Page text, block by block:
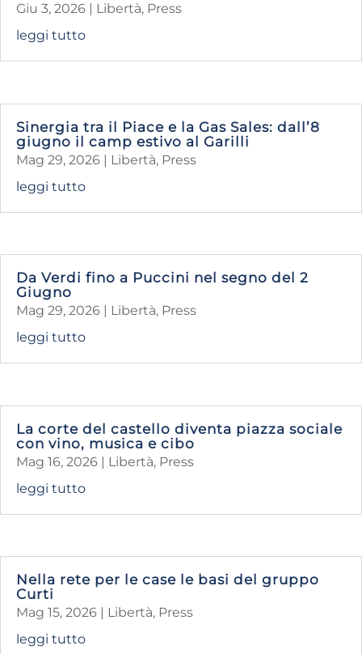
Giu 3, 2026 Libertà, Press
leggi tutto
Sinergia tra il Piace e la Gas Sales: dall’8
giugno il camp estivo al Garilli
Mag 29, 2026 | Libertà, Press
leggi tutto
Da Verdi fino a Puccini nel segno del 2
Giugno
Mag 29, 2026 Libertà, Press
leggi tutto
La corte del castello diventa piazza sociale
con vino, musica e cibo
Mag 16, 2026 | Libertà, Press
leggi tutto
Nella rete per le case le basi del gruppo
Curti
Mag 15, 2026 Libertà, Press
leggi tutto